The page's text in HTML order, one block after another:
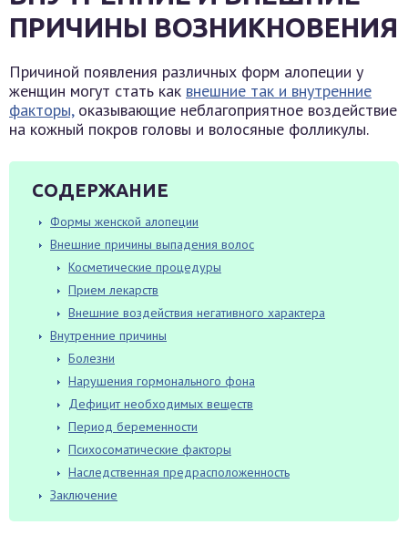
ПРИЧИНЫ ВОЗНИКНОВЕНИЯ
Причиной появления различных форм алопеции у
женщин могут стать как внешние так и внутренние
факторы,оказывающие неблагоприятное воздействие
на кожный покров головы и волосяные фолликулы.
СОДЕРЖАНИЕ
Формы женской алопеции
Внешние причины выпадения волос
Косметические процедуры
Прием лекарств
Внешние воздействия негативного характера
Внутренние причины
Болезни
Нарушения гормонального фона
Дефицит необходимых веществ
Период беременности
Психосоматические факторы
Наследственная предрасположенность
Заключение